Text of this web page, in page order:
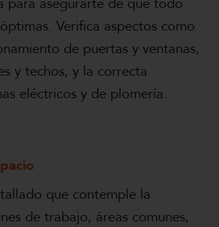
Verifica aspectos como
de puertas y ventanas,
y techos, y la correcta
eléctricos y de plomería.
que contemple la
de trabajo, áreas comunes,